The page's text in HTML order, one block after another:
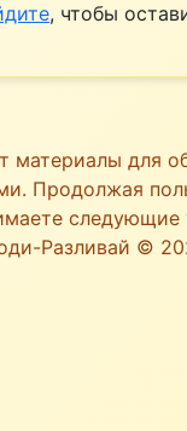
, чтобы
материалы для
Продолжая
следующие
Разливай ©